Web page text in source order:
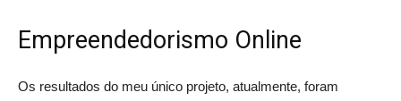
Empreendedorismo Online
Os resultados do meu único projeto, atualmente, foram